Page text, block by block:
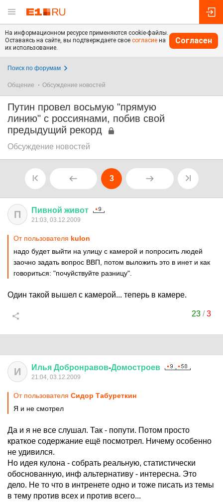
На информационном ресурсе применяются cookie-файлы.
Оставаясь на сайте, вы подтверждаете свое согласие на
их использование.
Согласен
Поиск по форумам
Общение Обсуждение новостей
Путин провел восьмую "прямую
линию" с россиянами, побив свой
предыдущий рекорд
Обсуждение новостей
3
П Пивной живот
21:03, 03.12.2009
От пользователя kulon
надо будет выйти на улицу с камерой и попросить людей
заочно задать вопрос ВВП, потом выложить это в инет и как
говориться: "почуйствуйте разницу".
Один такой вышел с камерой... теперь в камере.
23 /3
И Илья Добронравов-Домостроев
21:04, 03.12.2009
От пользователя Сидор Табуреткин
Я и не смотрел
Да и я не все слушал. Так - попути. Потом просто
краткое содержание ещё посмотрел. Ничему особенно
не удивился.
Но идея кулона - собрать реальную, статистически
обоснованную, инф альтернативу - интересна. Это
дело. Не то что в интренете одно и тоже писать из темы
в тему против всех и против всего...